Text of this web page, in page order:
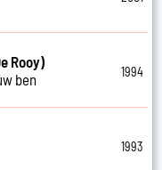
Rooy)
ben
1994
1993